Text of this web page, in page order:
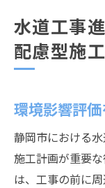
水道工事
配慮型施
環境影響評
静岡市における
施工計画が重要
は、工事の前に